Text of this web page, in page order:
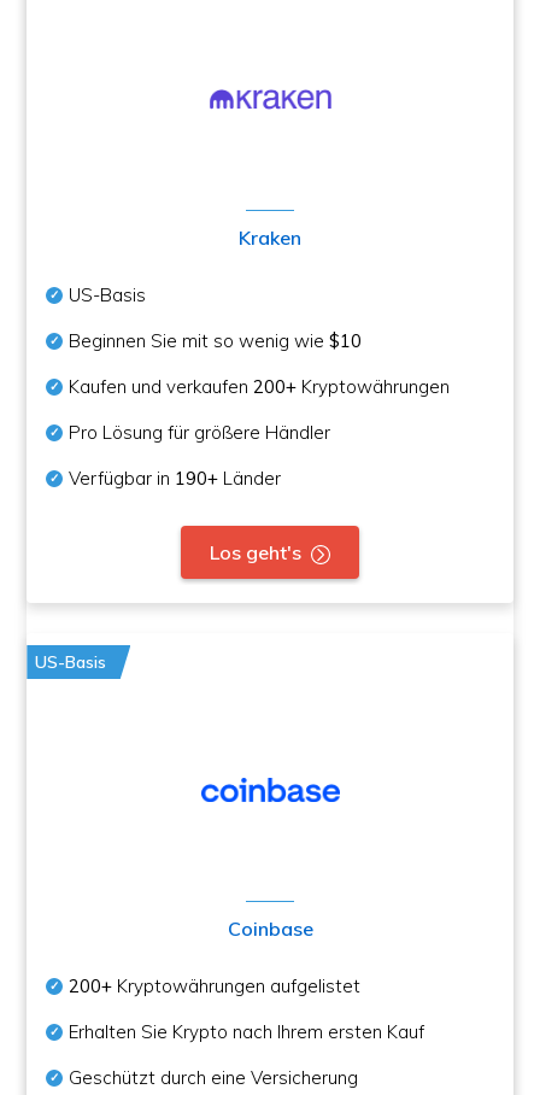
Kraken
US-Basis
Beginnen Sie mit so wenig wie$10
Kaufen und verkaufen200+ Kryptowährungen
Pro Lösung für größere Händler
Verfügbar in 190+ Länder
Los geht's
US-Basis
Coinbase
200+ Kryptowährungen aufgelistet
Erhalten Sie Krypto nach Ihrem ersten Kauf
Geschützt durch eine Versicherung